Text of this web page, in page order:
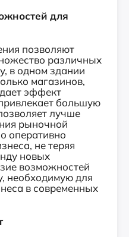
для
позволяют
различных
в одном здании
магазинов,
эффект
большую
лучше
рыночной
оперативно
не теряя
новых
возможностей
необходимую для
в современных